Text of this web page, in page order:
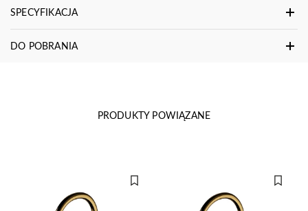
SPECYFIKACJA
DO POBRANIA
PRODUKTY POWIĄZANE